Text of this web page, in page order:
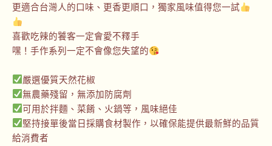
更適合台灣人的口味、更香更順口，獨家風味值得您一試
喜歡吃辣的饕客一定會愛不釋手
嘿！手作系列一定不會像您失望的
嚴選優質天然花椒
無農藥殘留，無添加防腐劑
可用於拌麵、菜餚、火鍋等，風味絕佳
堅持接單後當日採購食材製作，以確保能提供最新鮮的品質
給消費者